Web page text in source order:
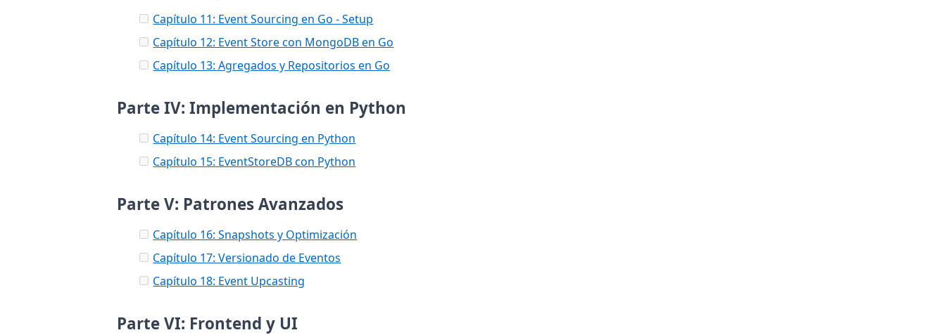
Capítulo 11: Event Sourcing en Go - Setup
Capítulo 12: Event Store con MongoDB en Go
Capítulo 13: Agregados y Repositorios en Go
Parte IV: Implementación en Python
Capítulo 14: Event Sourcing en Python
Capítulo 15: EventStoreDB con Python
Parte V: Patrones Avanzados
Capítulo 16: Snapshots y Optimización
Capítulo 17: Versionado de Eventos
Capítulo 18: Event Upcasting
Parte VI: Frontend y UI